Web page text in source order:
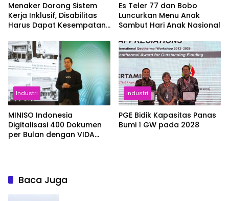
Menaker Dorong Sistem
Kerja Inklusif, Disabilitas
Harus Dapat Kesempatan
Es Teler 77 dan Bobo
Luncurkan Menu Anak
Sambut Hari Anak Nasional
Industri
MINISO Indonesia
Digitalisasi 400 Dokumen
per Bulan dengan VIDA
Industri
PGE Bidik Kapasitas Panas
Bumi 1 GW pada 2028
Baca Juga